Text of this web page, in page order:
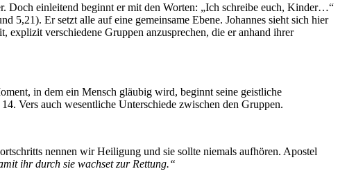
Doch einleitend beginnt er mit den Worten: „Ich schreibe euch, Kinder…“
5,21). Er setzt alle auf eine gemeinsame Ebene. Johannes sieht sich hier
explizit verschiedene Gruppen anzusprechen, die er anhand ihrer
in dem ein Mensch gläubig wird, beginnt seine geistliche
Vers auch wesentliche Unterschiede zwischen den Gruppen.
nennen wir Heiligung und sie sollte niemals aufhören. Apostel
ihr durch sie wachset zur Rettung.“